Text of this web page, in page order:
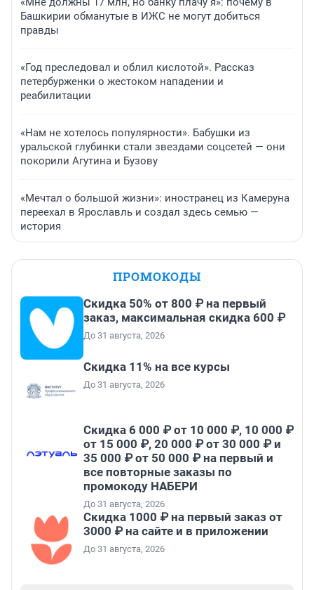
Башкирии обманутые в ИЖС не могут добиться
правды
«Год преследовал и облил кислотой». Рассказ
петербурженки о жестоком нападении и
реабилитации
«Нам не хотелось популярности». Бабушки из
уральской глубинки стали звездами соцсетей — они
покорили Агутина и Бузову
«Мечтал о большой жизни»: иностранец из Камеруна
переехал в Ярославль и создал здесь семью —
история
ПРОМОКОДЫ
Скидка 50% от 800 ₽ на первый
заказ, максимальная скидка 600 ₽
До 31 августа, 2026
Скидка 11% на все курсы
До 31 августа, 2026
Скидка 6 000 ₽ от 10 000 ₽, 10 000 ₽
от 15 000 ₽, 20 000 ₽ от 30 000 ₽ и
35 000 ₽ от 50 000 ₽ на первый и
все повторные заказы по
промокоду НАБЕРИ
До 31 августа, 2026
Скидка 1000 ₽ на первый заказ от
3000 ₽ на сайте и в приложении
До 31 августа, 2026